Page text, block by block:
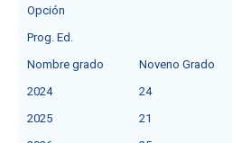
Opción
Prog. Ed.
Nombre grado
Noveno Grado
2024
24
2025
21